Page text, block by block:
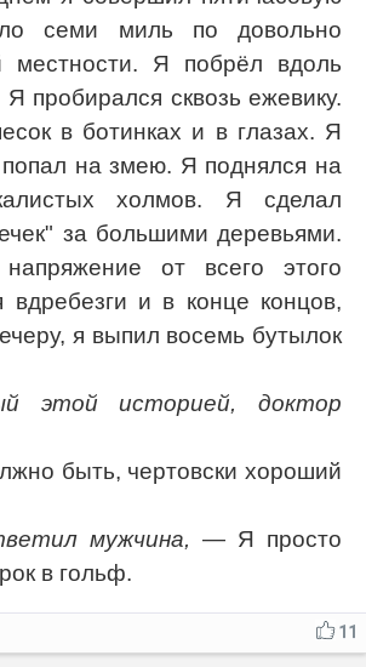
семи миль по довольно
местности. Я побрёл вдоль
Я пробирался сквозь ежевику.
в ботинках и в глазах. Я
на змею. Я поднялся на
холмов. Я сделал
за большими деревьями.
напряжение от всего этого
вдребезги и в конце концов,
я выпил восемь бутылок
этой историей, доктор
быть, чертовски хороший
мужчина, — Я просто
в гольф.
11